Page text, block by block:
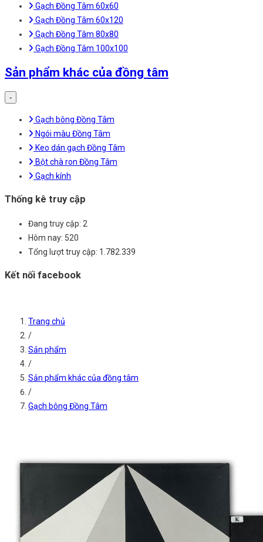
Gạch Đồng Tâm 60x60
Gạch Đồng Tâm 60x120
Gạch Đồng Tâm 80x80
Gạch Đồng Tâm 100x100
Sản phẩm khác của đồng tâm
-
Gạch bông Đồng Tâm
Ngói màu Đồng Tâm
Keo dán gạch Đồng Tâm
Bột chà ron Đồng Tâm
Gạch kính
Thống kê truy cập
Đang truy cập: 2
Hôm nay: 520
Tổng lượt truy cập: 1.782.339
Kết nối facebook
Trang chủ
/
Sản phẩm
/
Sản phẩm khác của đồng tâm
/
Gạch bông Đồng Tâm